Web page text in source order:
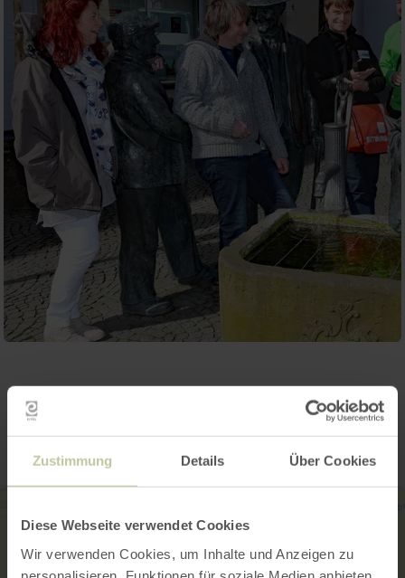
Zustimmung Details Über Cookies
Diese Webseite verwendet Cookies
Wir verwenden Cookies, um Inhalte und Anzeigen zu
Contact